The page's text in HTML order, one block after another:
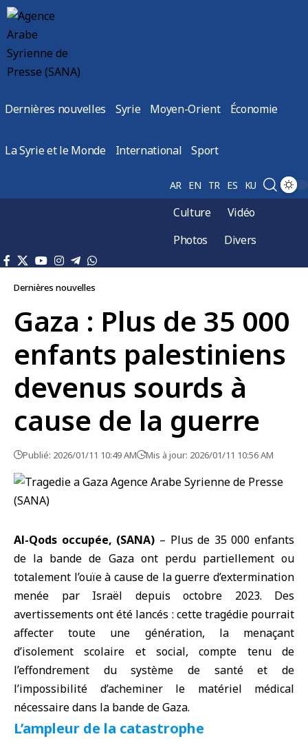
Dernières nouvelles Syrie Moyen-Orient Économie
La Syrie et le Monde International Sport
AR EN TR ES KU
Culture
Vidéo
Photos
Divers
Dernières nouvelles
Gaza : Plus de 35 000
enfants palestiniens
devenus sourds à
cause de la guerre
Publié: 2026/01/11 10:49 AM Mis à jour: 2026/01/11 10:56 AM
Al-Qods occupée, (SANA) – Plus de 35 000 enfants
de la bande de Gazaont perdu partiellement ou
totalement l’ouïe à cause de la guerre d’extermination
menée par Israël depuis octobre 2023. Des
avertissements ont été lancés : cette tragédie pourrait
affecter toute une génération, la menaçant
d’isolement scolaire et social, compte tenu de
l’effondrement du système de santé et de
l’impossibilité d’acheminer le matériel médical
nécessaire dans la bande de Gaza.
L’ampleur de la catastrophe